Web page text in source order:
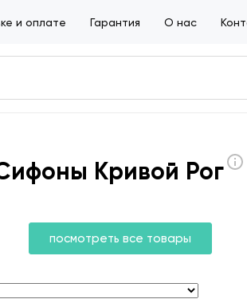
и оплате Гарантия О нас
Кривой Рог
посмотреть все товары